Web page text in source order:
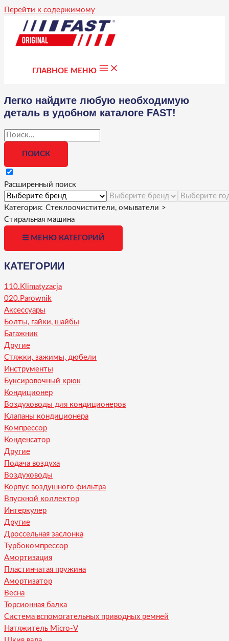
Перейти к содержимому
ГЛАВНОЕ МЕНЮ
Легко найдите любую необходимую
деталь в удобном каталоге FAST!
Расширенный поиск
Категория: Стеклоочистители, омыватели >
Стиральная машина
☰ МЕНЮ КАТЕГОРИЙ
КАТЕГОРИИ
110.Klimatyzacja
020.Parownik
Аксессуары
Болты, гайки, шайбы
Багажник
Другие
Стяжки, зажимы, дюбели
Инструменты
Буксировочный крюк
Кондиционер
Воздуховоды для кондиционеров
Клапаны кондиционера
Компрессор
Конденсатор
Другие
Подача воздуха
Воздуховоды
Корпус воздушного фильтра
Впускной коллектор
Интеркулер
Другие
Дроссельная заслонка
Турбокомпрессор
Амортизация
Пластинчатая пружина
Амортизатор
Весна
Торсионная балка
Система вспомогательных приводных ремней
Натяжитель Micro-V